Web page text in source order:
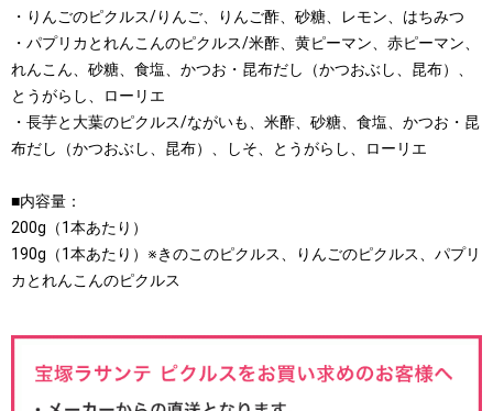
・りんごのピクルス/りんご、りんご酢、砂糖、レモン、はちみつ
・パプリカとれんこんのピクルス/米酢、黄ピーマン、赤ピーマン、
れんこん、砂糖、食塩、かつお・昆布だし（かつおぶし、昆布）、
とうがらし、ローリエ
・長芋と大葉のピクルス/ながいも、米酢、砂糖、食塩、かつお・昆
布だし（かつおぶし、昆布）、しそ、とうがらし、ローリエ
■内容量：
200g（1本あたり）
190g（1本あたり）※きのこのピクルス、りんごのピクルス、パプリ
カとれんこんのピクルス